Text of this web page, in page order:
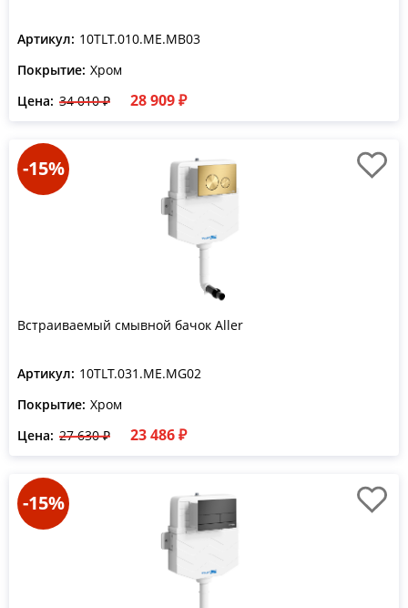
Артикул: 10TLT.010.ME.MB03
Покрытие: Хром
Цена: 34 010 ₽ 28 909 ₽
-15%
Встраиваемый смывной бачок Aller
Артикул: 10TLT.031.ME.MG02
Покрытие: Хром
Цена: 27 630 ₽ 23 486 ₽
-15%